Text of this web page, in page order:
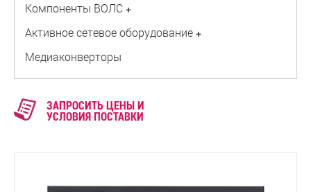
Компоненты ВОЛС +
Активное сетевое оборудование +
Медиаконверторы
ЗАПРОСИТЬ ЦЕНЫ И
УСЛОВИЯ ПОСТАВКИ